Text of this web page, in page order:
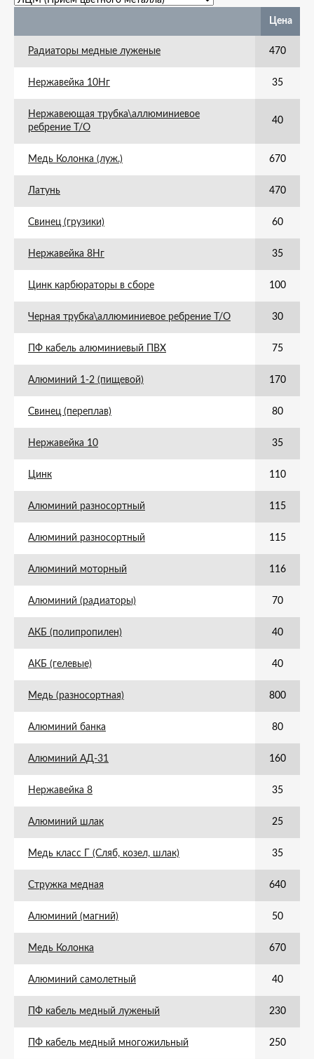
Цена
Радиаторы медные луженые 470
Нержавейка 10Нг 35
Нержавеющая трубка\аллюминиевое
ребрение Т/О
40
Медь Колонка (луж.) 670
Латунь 470
Свинец (грузики) 60
Нержавейка 8Нг 35
Цинк карбюраторы в сборе 100
Черная трубка\аллюминиевое ребрение Т/О 30
ПФ кабель алюминиевый ПВХ 75
Алюминий 1-2 (пищевой) 170
Свинец (переплав) 80
Нержавейка 10 35
Цинк 110
Алюминий разносортный 115
Алюминий разносортный 115
Алюминий моторный 116
Алюминий (радиаторы) 70
АКБ (полипропилен) 40
АКБ (гелевые) 40
Медь (разносортная) 800
Алюминий банка 80
Алюминий АД-31 160
Нержавейка 8 35
Алюминий шлак 25
Медь класс Г (Сляб, козел, шлак) 35
Стружка медная 640
Алюминий (магний) 50
Медь Колонка 670
Алюминий самолетный 40
ПФ кабель медный луженый 230
ПФ кабель медный многожильный 250